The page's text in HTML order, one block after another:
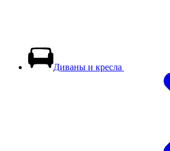
Диваны и кресла